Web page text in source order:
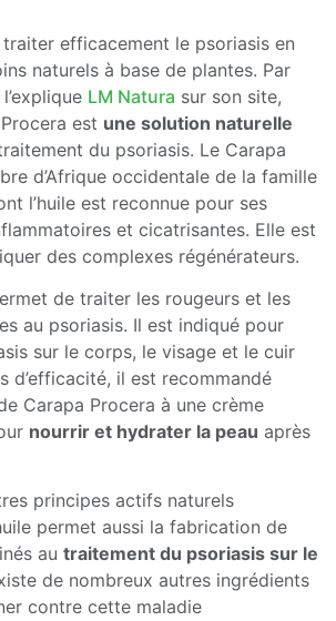
efficacement le psoriasis en
naturels à base de plantes. Par
LM Natura sur son site,
est une solution naturelle
du psoriasis. Le Carapa
d’Afrique occidentale de la famille
l’huile est reconnue pour ses
et cicatrisantes. Elle est
des complexes régénérateurs.
de traiter les rougeurs et les
au psoriasis. Il est indiqué pour
sur le corps, le visage et le cuir
d’efficacité, il est recommandé
Carapa Procera à une crème
nourrir et hydrater la peau après
principes actifs naturels
permet aussi la fabrication de
au traitement du psoriasis sur le
de nombreux autres ingrédients
contre cette maladie